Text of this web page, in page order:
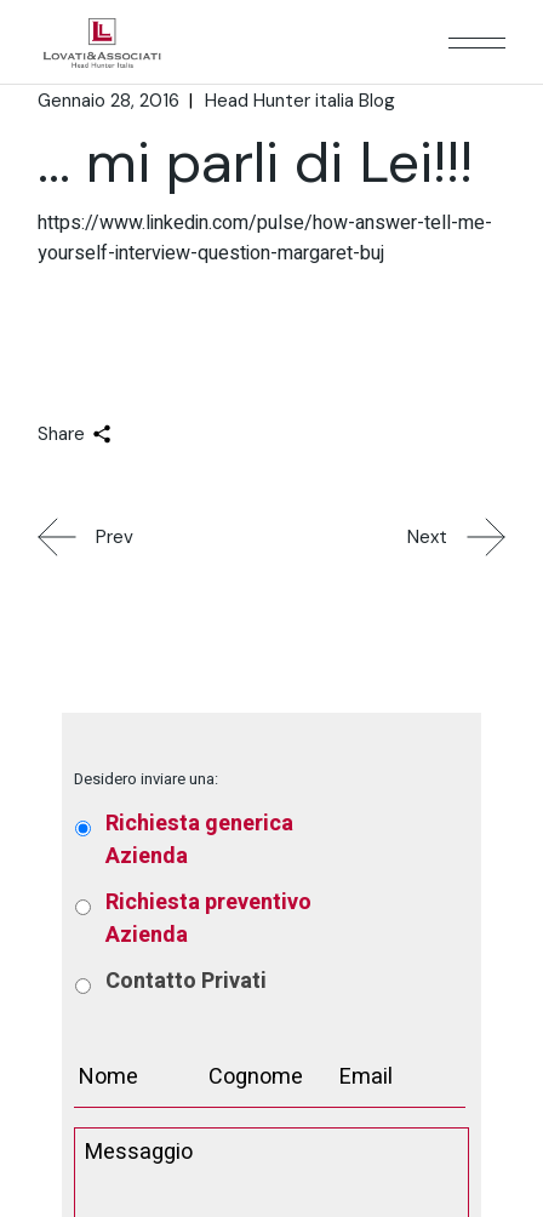
Gennaio 28, 2016 Head Hunter italia Blog
… mi parli di Lei!!!
https://www.linkedin.com/pulse/how-answer-tell-me-
yourself-interview-question-margaret-buj
Share
Prev Next
Desidero inviare una:
Richiesta generica
Azienda
Richiesta preventivo
Azienda
Contatto Privati